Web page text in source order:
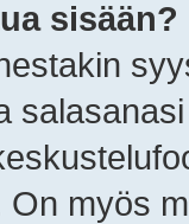
sisään?
myös